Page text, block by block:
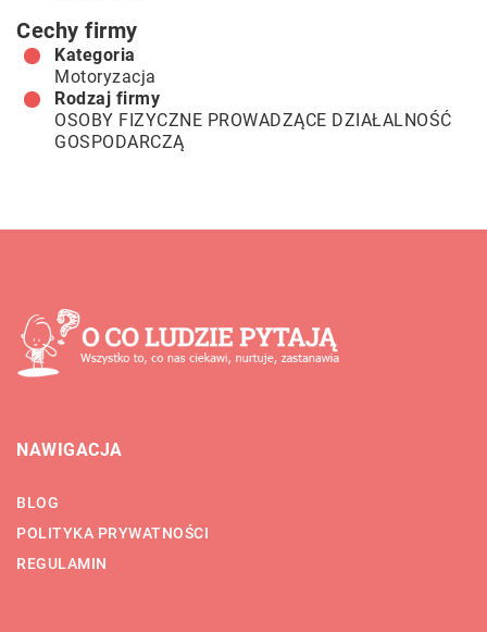
Cechy firmy
Kategoria
Motoryzacja
Rodzaj firmy
OSOBY FIZYCZNE PROWADZĄCE DZIAŁALNOŚĆ
GOSPODARCZĄ
NAWIGACJA
BLOG
POLITYKA PRYWATNOŚCI
REGULAMIN